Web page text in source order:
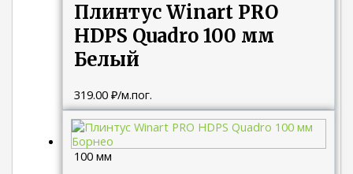
Плинтус Winart PRO
HDPS Quadro 100 мм
Белый
319.00₽/м.пог.
100 мм